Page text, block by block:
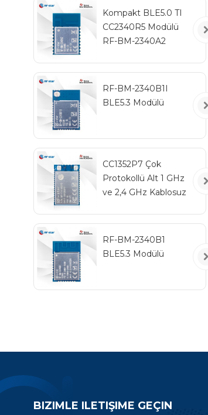
Kompakt BLE5.0 TI
CC2340R5 Modülü
RF-BM-2340A2
RF-BM-2340B1I
BLE5.3 Modülü
CC1352P7 Çok
Protokollü Alt 1 GHz
ve 2,4 GHz Kablosuz
RF-BM-2340B1
BLE5.3 Modülü
BIZIMLE ILETIŞIME GEÇIN